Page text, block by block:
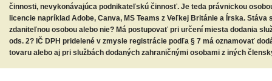
činnosti, nevykonávajúca podnikateľskú činnosť. Je teda právnickou
licencie napríklad Adobe, Canva, MS Teams z Veľkej Británie a Írska.
zdaniteľnou osobou alebo nie? Má postupovať pri určení miesta dodania
ods. 2? IČ DPH pridelené v zmysle registrácie podľa § 7 má oznamovať
tovaru alebo aj pri službách dodaných zahraničnými osobami z iných